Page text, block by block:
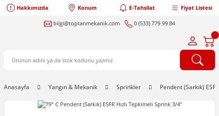
Hakkımızda Konum E-Tahsilat Fiyat Listesi
bilgi@toptanmekanik.com 0 (533) 779 99 84
Anasayfa Yangın & Mekanik Sprinkler Pendent (Sarkık)